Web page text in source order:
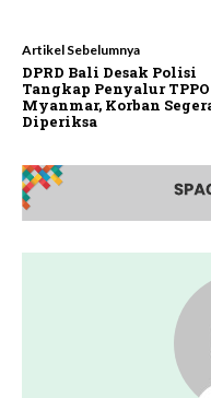
Artikel Sebelumnya
DPRD Bali Desak Polisi
Tangkap Penyalur
Myanmar, Korban
Diperiksa